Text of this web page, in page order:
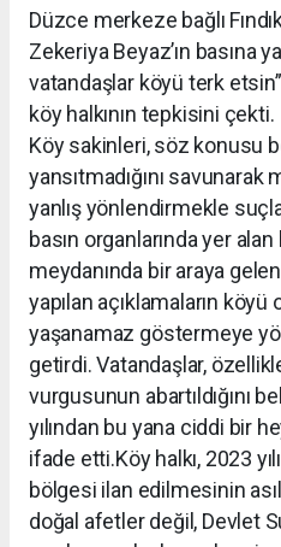
Düzce merkeze bağlı
Zekeriya Beyaz’ın basına
vatandaşlar köyü terk
köy halkının tepkisini çekti.
Köy sakinleri, söz konusu
yansıtmadığını savunarak
yanlış yönlendirmekle
basın organlarında yer
meydanında bir araya
yapılan açıklamaların
yaşanamaz göstermeye
getirdi. Vatandaşlar,
vurgusunun abartıldığını
yılından bu yana ciddi bir
ifade etti.Köy halkı, 2023
bölgesi ilan edilmesinin
doğal afetler değil, Devlet